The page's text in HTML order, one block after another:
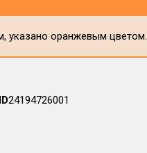
указано оранжевым цветом.
ID24194726001